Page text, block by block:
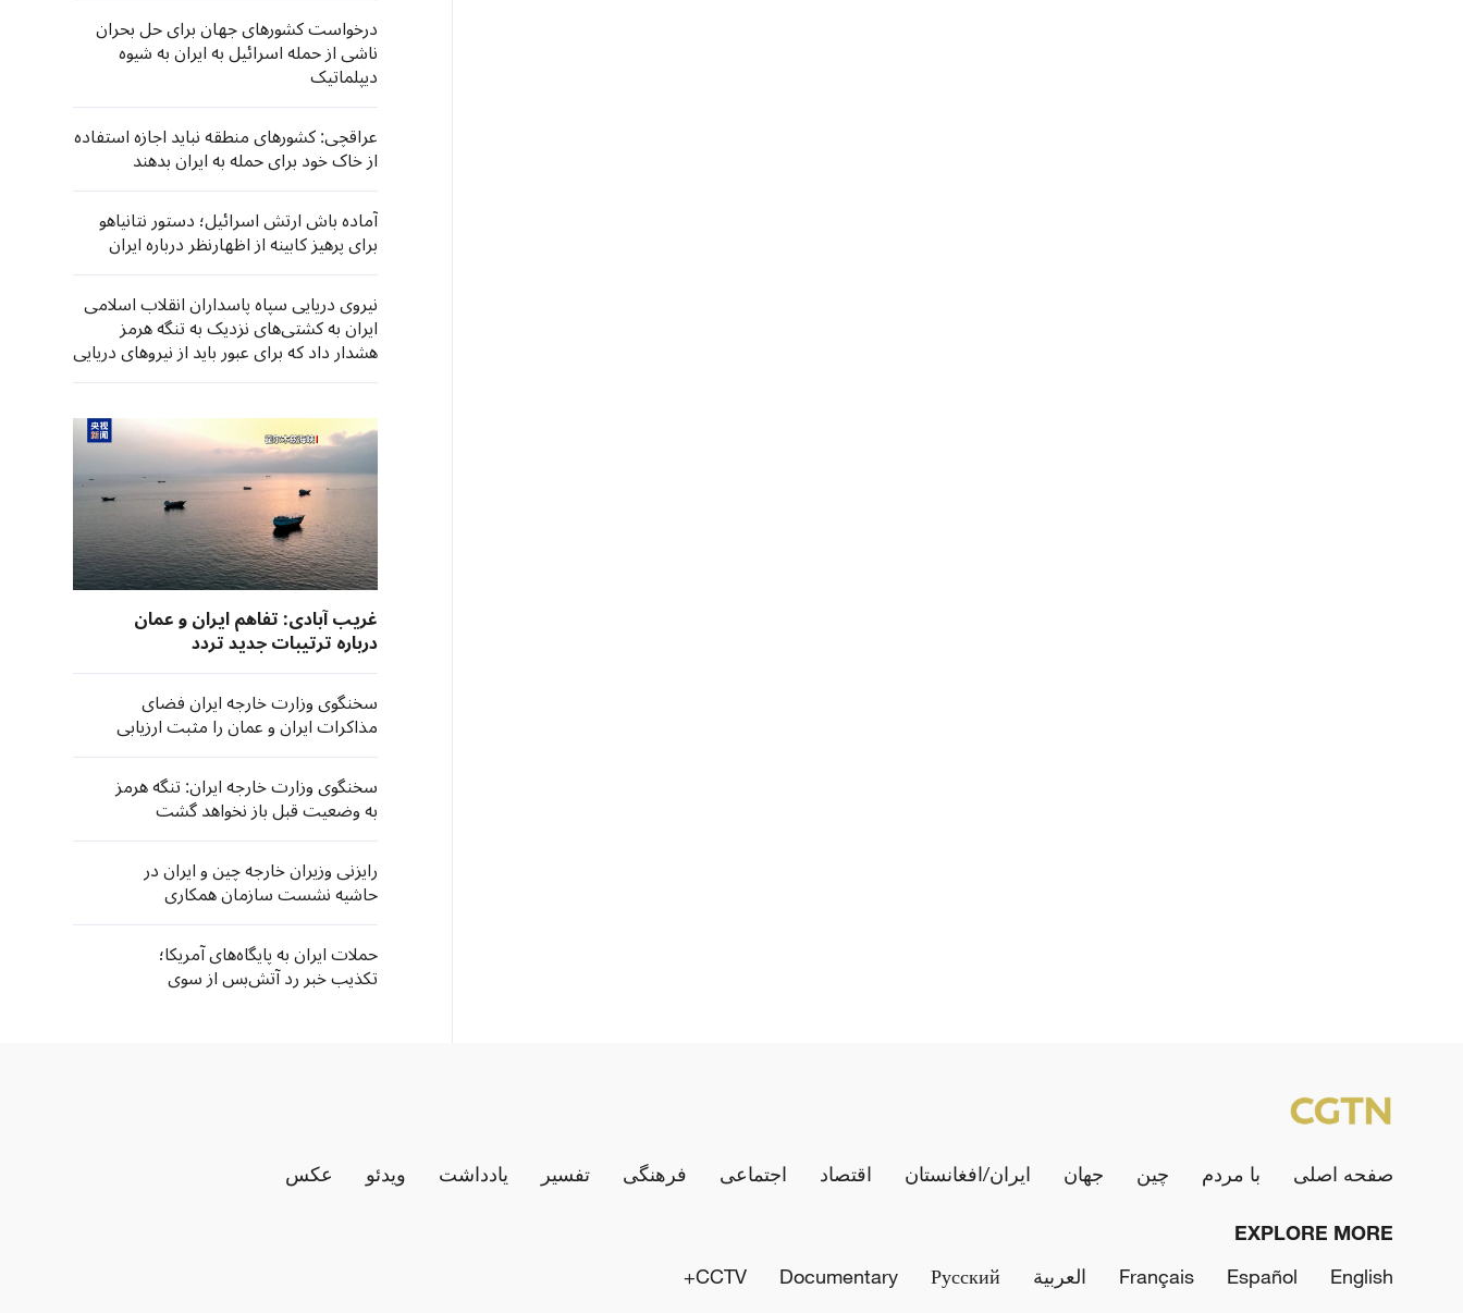
درخواست کشورهای جهان برای حل بحران
ناشی از حمله اسرائیل به ایران به شیوه
دیپلماتیک
عراقچی: کشورهای منطقه نباید اجازه استفاده
از خاک خود برای حمله به ایران بدهند
آماده باش ارتش اسرائیل؛ دستور نتانیاهو
برای پرهیز کابینه از اظهارنظر درباره ایران
نیروی دریایی سپاه پاسداران انقلاب اسلامی
ایران به کشتی‌های نزدیک به تنگه هرمز
هشدار داد که برای عبور باید از نیروهای دریایی
سپاه مجوز دریافت کنند
غریب آبادی: تفاهم ایران و عمان
درباره ترتیبات جدید تردد
کشتی‌های تجاری در تنگه هرمز به
مرحله نهایی نزدیک شد
سخنگوی وزارت خارجه ایران فضای
مذاکرات ایران و عمان را مثبت ارزیابی
کرد
سخنگوی وزارت خارجه ایران: تنگه هرمز
به وضعیت قبل باز نخواهد گشت
رایزنی وزیران خارجه چین و ایران در
حاشیه نشست سازمان همکاری
شانگهای
حملات ایران به پایگاه‌های آمریکا؛
تکذیب خبر رد آتش‌بس از سوی
صفحه اصلی با مردم چین جهان ایران/افغانستان اقتصاد اجتماعی فرهنگی تفسیر یادداشت ویدئو عکس
EXPLORE MORE
English
Español
Français العربية Русский
Documentary
CCTV+